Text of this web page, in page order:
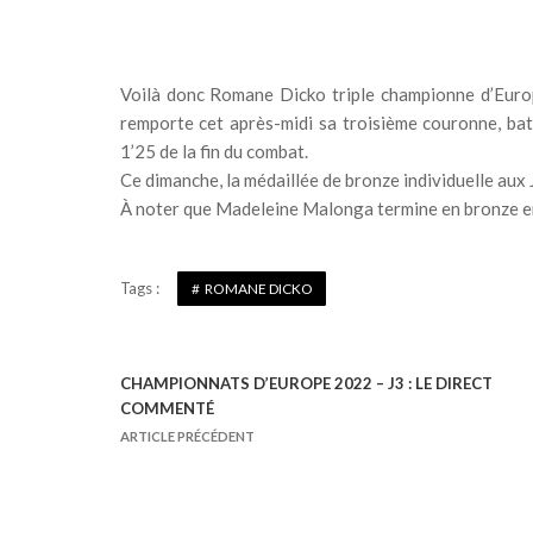
Voilà donc Romane Dicko triple championne
remporte cet après-midi sa troisième couronne,
1’25 de la fin du combat.
Ce dimanche, la médaillée de bronze individuelle
À noter que Madeleine Malonga termine en bronze
Tags : ROMANE DICKO
N
a
CHAMPIONNATS D’EUROPE 2022 – J3 : LE DIRECT
COMMENTÉ
ARTICLE PRÉCÉDENT